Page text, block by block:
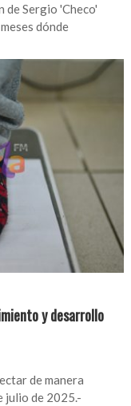
de Sergio 'Checo'
dónde
y desarrollo
de manera
julio de 2025.-